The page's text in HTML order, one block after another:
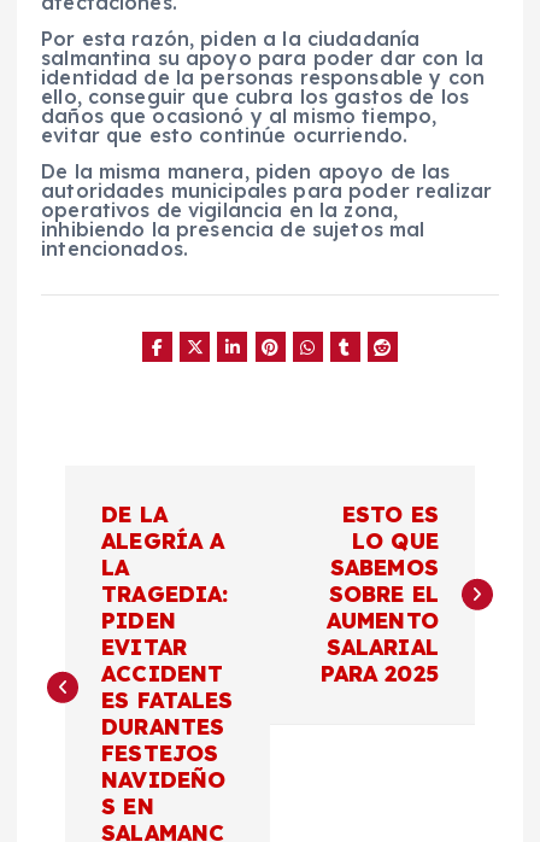
Por esta razón, piden a la ciudadanía
salmantina su apoyo para poder dar con la
identidad de la personas responsable y con
ello, conseguir que cubra los gastos de los
daños que ocasionó y al mismo tiempo,
evitar que esto continúe ocurriendo.
De la misma manera, piden apoyo de las
autoridades municipales para poder realizar
operativos de vigilancia en la zona,
inhibiendo la presencia de sujetos mal
intencionados.
e
DE LA
ALEGRÍA A
LA
TRAGEDIA:
PIDEN
EVITAR
ACCIDENT
ES FATALES
DURANTES
FESTEJOS
NAVIDEÑO
S EN
SALAMANC
ESTO ES
LO QUE
SABEMOS
SOBRE EL
AUMENTO
SALARIAL
PARA 2025